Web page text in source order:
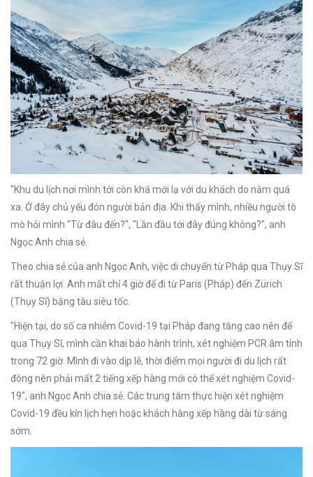
"Khu du lịch nơi mình tới còn khá mới lạ với du khách do nằm quá
xa. Ở đây chủ yếu đón người bản địa. Khi thấy mình, nhiều người tò
mò hỏi mình "Từ đâu đến?", "Lần đầu tới đây đúng không?", anh
Ngọc Anh chia sẻ.
Theo chia sẻ của anh Ngọc Anh, việc di chuyển từ Pháp qua Thụy Sĩ
rất thuận lợi. Anh mất chỉ 4 giờ để đi từ Paris (Pháp) đến Zürich
(Thụy Sĩ) bằng tàu siêu tốc.
"Hiện tại, do số ca nhiễm Covid-19 tại Pháp đang tăng cao nên để
qua Thụy Sĩ, mình cần khai báo hành trình, xét nghiệm PCR âm tính
trong 72 giờ. Mình đi vào dịp lễ, thời điểm mọi người đi du lịch rất
đông nên phải mất 2 tiếng xếp hàng mới có thể xét nghiệm Covid-
19", anh Ngọc Anh chia sẻ. Các trung tâm thực hiện xét nghiệm
Covid-19 đều kín lịch hẹn hoặc khách hàng xếp hàng dài từ sáng
sớm.